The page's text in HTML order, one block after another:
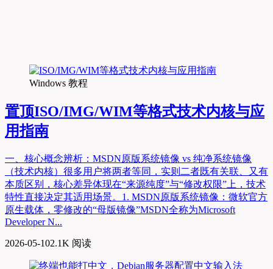
Windows 教程
置顶ISO/IMG/WIM等格式技术内核与应
用指南
一、核心概念辨析：MSDN原版系统镜像 vs 纯净系统镜像
（技术内核）很多用户将两者等同，实则二者既有关联、又有
本质区别，核心差异体现在“来源纯度”与“修改权限”上，技术
特性直接决定其适用场景。1. MSDN原版系统镜像：微软官方
原生载体，零修改的“母版镜像”MSDN全称为Microsoft
Developer N...
2026-05-102.1K 阅读